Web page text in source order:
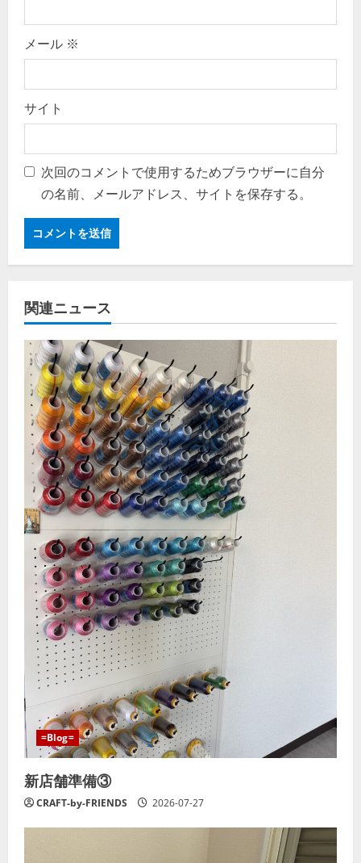
メール ※
サイト
次回のコメントで使用するためブラウザーに自分
の名前、メールアドレス、サイトを保存する。
関連ニュース
=Blog=
新店舗準備③
CRAFT-by-FRIENDS 2026-07-27